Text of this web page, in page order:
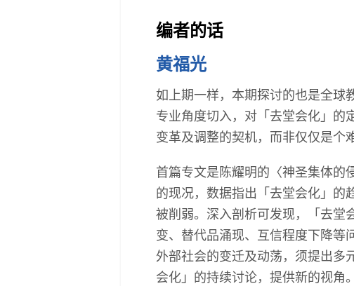
编者的话
黄福光
如上期一样，本期探讨的也是全球
专业角度切入，对「去堂会化」的
变革及调整的契机，而非仅仅是个
首篇专文是陈耀明的〈神圣集体的
的现况，数据指出「去堂会化」的
被削弱。深入剖析可发现，「去堂
变、替代品涌现、互信程度下降等
外部社会的变迁及动荡，须提出多
会化」的持续讨论，提供新的视角。